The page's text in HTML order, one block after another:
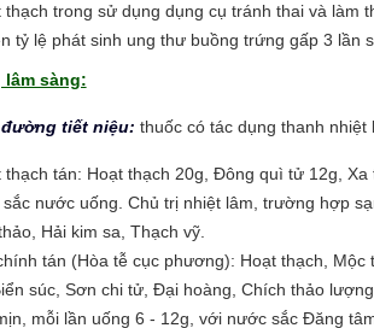
thạch trong sử dụng dụng cụ tránh thai và làm
tỷ lệ phát sinh ung thư buồng trứng gấp 3 lần
sàng:
tiết niệu: thuốc có tác dụng thanh nhiệt
thạch tán: Hoạt thạch 20g, Đông quì tử 12g,
nước uống. Chủ trị nhiệt lâm, trường hợp
Hải kim sa, Thạch vỹ.
tán (Hòa tễ cục phương): Hoạt thạch, Mộc
súc, Sơn chi tử, Đại hoàng, Chích thảo
mỗi lần uống 6 - 12g, với nước sắc Đăng